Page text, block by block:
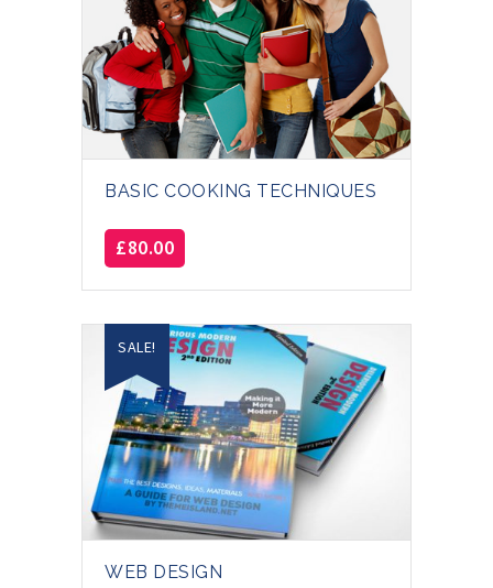
BASIC COOKING TECHNIQUES
£80.00
SALE!
WEB DESIGN